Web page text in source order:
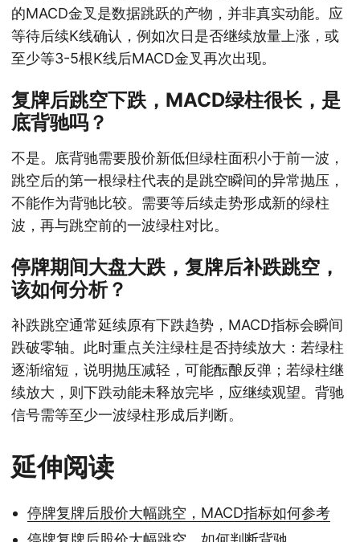
的MACD金叉是数据跳跃的产物，并非真实动能。应
等待后续K线确认，例如次日是否继续放量上涨，或
至少等3-5根K线后MACD金叉再次出现。
复牌后跳空下跌，MACD绿柱很长，是
底背驰吗？
不是。底背驰需要股价新低但绿柱面积小于前一波，
跳空后的第一根绿柱代表的是跳空瞬间的异常抛压，
不能作为背驰比较。需要等后续走势形成新的绿柱
波，再与跳空前的一波绿柱对比。
停牌期间大盘大跌，复牌后补跌跳空，
该如何分析？
补跌跳空通常延续原有下跌趋势，MACD指标会瞬间
跌破零轴。此时重点关注绿柱是否持续放大：若绿柱
逐渐缩短，说明抛压减轻，可能酝酿反弹；若绿柱继
续放大，则下跌动能未释放完毕，应继续观望。背驰
信号需等至少一波绿柱形成后判断。
延伸阅读
停牌复牌后股价大幅跳空，MACD指标如何参考